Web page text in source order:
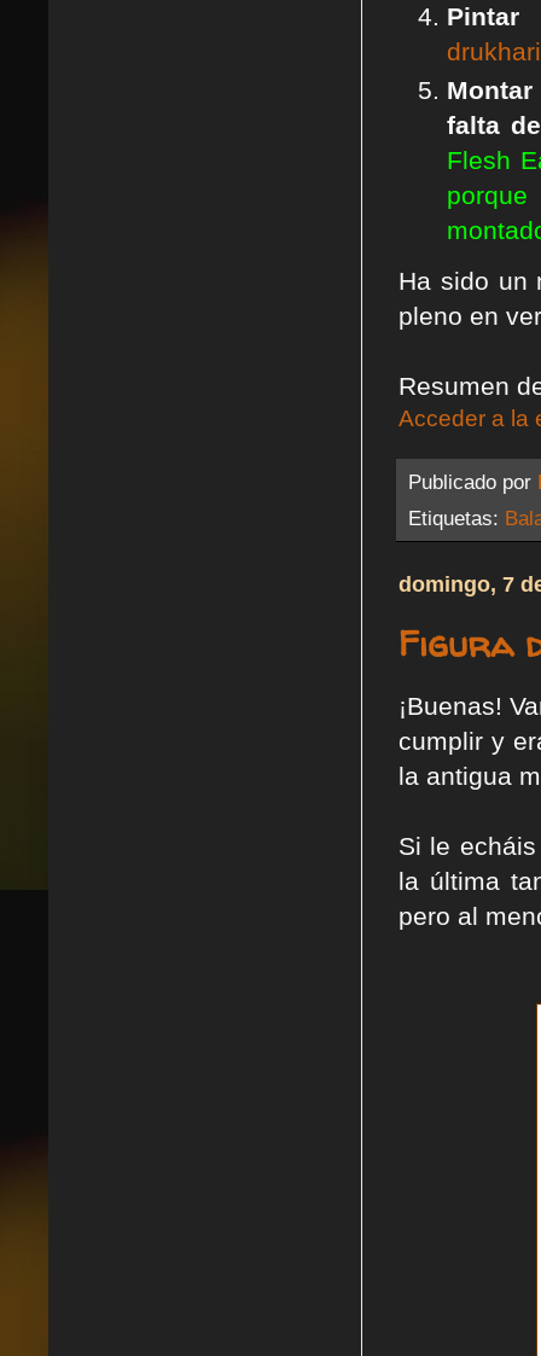
Pintar
drukhari
falta
Flesh
Ha sido un
pleno en
Resumen
Acceder a la
Publicado por
Etiquetas:
domingo, 7
Figura
¡Buenas!
cumplir y
la antigua
Si le
la última
pero al